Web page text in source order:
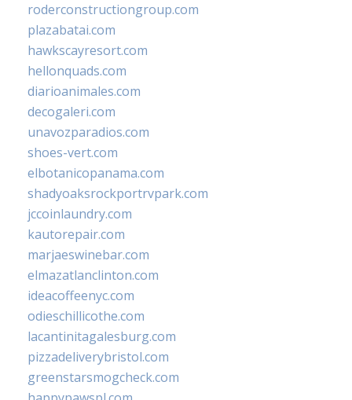
roderconstructiongroup.com
plazabatai.com
hawkscayresort.com
hellonquads.com
diarioanimales.com
decogaleri.com
unavozparadios.com
shoes-vert.com
elbotanicopanama.com
shadyoaksrockportrvpark.com
jccoinlaundry.com
kautorepair.com
marjaeswinebar.com
elmazatlanclinton.com
ideacoffeenyc.com
odieschillicothe.com
lacantinitagalesburg.com
pizzadeliverybristol.com
greenstarsmogcheck.com